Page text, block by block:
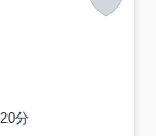
分